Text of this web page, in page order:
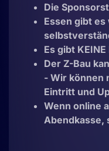
Die
Essen gibt
Es gibt
Der Z-Bau
- Wir können
Eintritt und
Wenn online
Abendkasse,